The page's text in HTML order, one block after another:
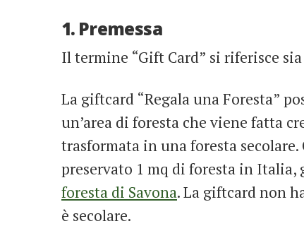
1. Premessa
Il termine “Gift Card” si riferisce
La giftcard “Regala una Foresta”
un’area di foresta che viene fatta
trasformata in una foresta
preservato 1 mq di foresta in
foresta di Savona. La giftcard non
è secolare.